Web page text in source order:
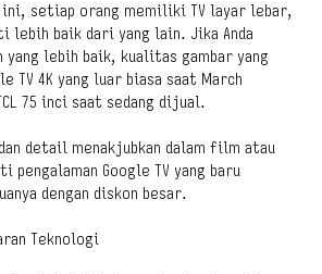
ini, setiap orang memiliki TV layar lebar,
lebih baik dari yang lain. Jika Anda
yang lebih baik, kualitas gambar yang
TV 4K yang luar biasa saat March
75 inci saat sedang dijual.
detail menakjubkan dalam film atau
pengalaman Google TV yang baru
dengan diskon besar.
Teknologi